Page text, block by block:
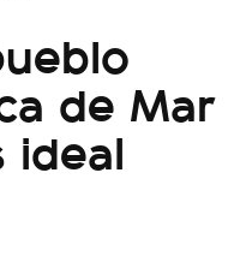
de Mar
ideal